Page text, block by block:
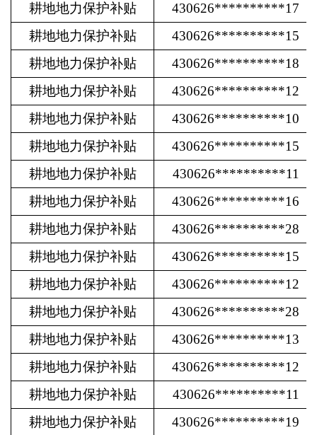
耕地地力保护补贴
430626**********17
耕地地力保护补贴
430626**********15
耕地地力保护补贴
430626**********18
耕地地力保护补贴
430626**********12
耕地地力保护补贴
430626**********10
耕地地力保护补贴
430626**********15
耕地地力保护补贴
430626**********11
耕地地力保护补贴
430626**********16
耕地地力保护补贴
430626**********28
耕地地力保护补贴
430626**********15
耕地地力保护补贴
430626**********12
耕地地力保护补贴
430626**********28
耕地地力保护补贴
430626**********13
耕地地力保护补贴
430626**********12
耕地地力保护补贴
430626**********11
耕地地力保护补贴
430626**********19